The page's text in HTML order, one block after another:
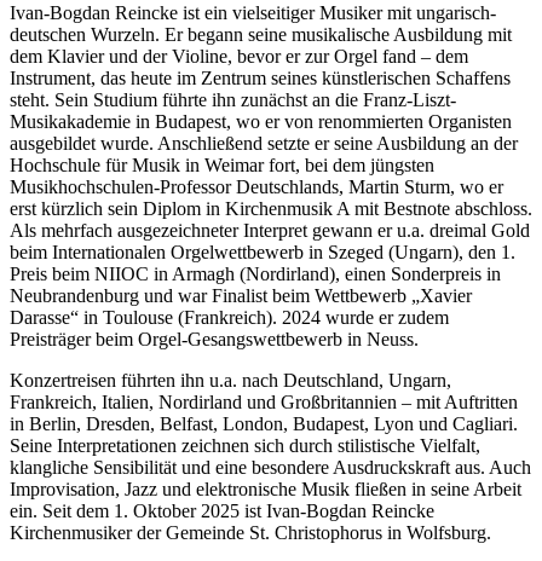
Ivan-Bogdan Reincke ist ein vielseitiger Musiker mit ungarisch-
deutschen Wurzeln. Er begann seine musikalische Ausbildung mit
dem Klavier und der Violine, bevor er zur Orgel fand – dem
Instrument, das heute im Zentrum seines künstlerischen Schaffens
steht. Sein Studium führte ihn zunächst an die Franz-Liszt-
Musikakademie in Budapest, wo er von renommierten Organisten
ausgebildet wurde. Anschließend setzte er seine Ausbildung an der
Hochschule für Musik in Weimar fort, bei dem jüngsten
Musikhochschulen-Professor Deutschlands, Martin Sturm, wo er
erst kürzlich sein Diplom in Kirchenmusik A mit Bestnote abschloss.
Als mehrfach ausgezeichneter Interpret gewann er u.a. dreimal Gold
beim Internationalen Orgelwettbewerb in Szeged (Ungarn), den 1.
Preis beim NIIOC in Armagh (Nordirland), einen Sonderpreis in
Neubrandenburg und war Finalist beim Wettbewerb „Xavier
Darasse“ in Toulouse (Frankreich). 2024 wurde er zudem
Preisträger beim Orgel-Gesangswettbewerb in Neuss.
Konzertreisen führten ihn u.a. nach Deutschland, Ungarn,
Frankreich, Italien, Nordirland und Großbritannien – mit Auftritten
in Berlin, Dresden, Belfast, London, Budapest, Lyon und Cagliari.
Seine Interpretationen zeichnen sich durch stilistische Vielfalt,
klangliche Sensibilität und eine besondere Ausdruckskraft aus. Auch
Improvisation, Jazz und elektronische Musik fließen in seine Arbeit
ein. Seit dem 1. Oktober 2025 ist Ivan-Bogdan Reincke
Kirchenmusiker der Gemeinde St. Christophorus in Wolfsburg.